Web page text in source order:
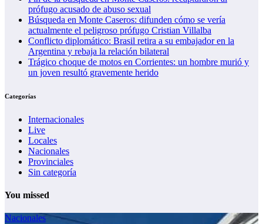
prófugo acusado de abuso sexual
Búsqueda en Monte Caseros: difunden cómo se vería
actualmente el peligroso prófugo Cristian Villalba
Conflicto diplomático: Brasil retira a su embajador en la
Argentina y rebaja la relación bilateral
Trágico choque de motos en Corrientes: un hombre murió y
un joven resultó gravemente herido
Categorías
Internacionales
Live
Locales
Nacionales
Provinciales
Sin categoría
You missed
Nacionales